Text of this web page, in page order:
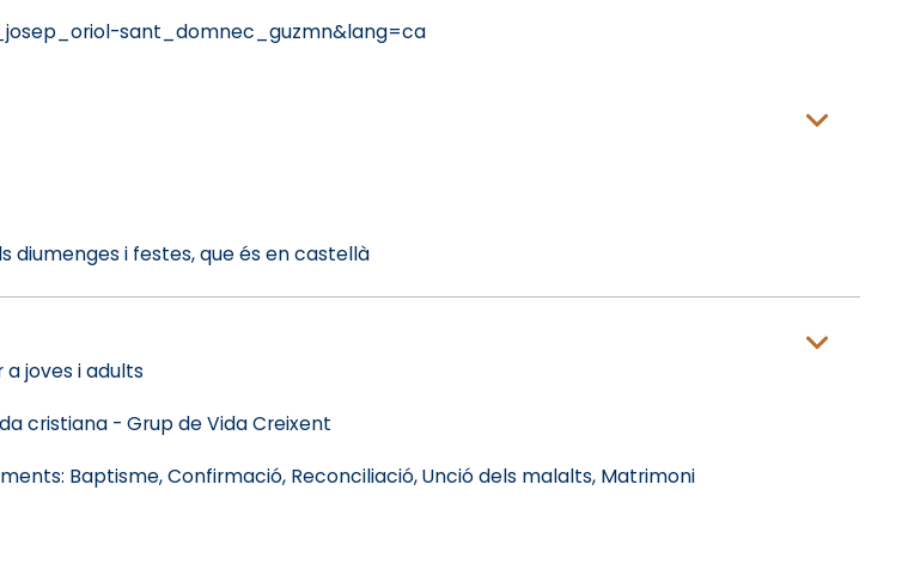
sant_domnec_guzmn&lang=ca
diumenges i festes, que és en castellà
a joves i adults
cristiana - Grup de Vida Creixent
Baptisme, Confirmació, Reconciliació, Unció dels malalts, Matrimoni